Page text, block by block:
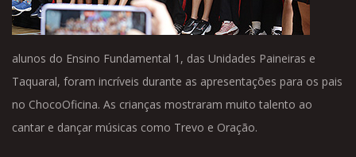
alunos do Ensino Fundamental 1, das Unidades Paineiras e
Taquaral, foram incríveis durante as apresentações para os pais
no ChocoOficina. As crianças mostraram muito talento ao
cantar e dançar músicas como Trevo e Oração.